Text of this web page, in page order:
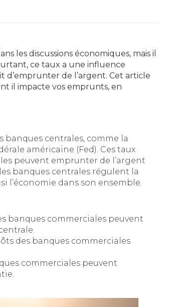
les discussions économiques, mais il
ce taux a une influence
d’emprunter de l’argent. Cet article
il impacte vos emprunts, en
banques centrales, comme la
américaine (Fed). Ces taux
peuvent emprunter de l’argent
banques centrales régulent la
dans son ensemble.
banques commerciales peuvent
des banques commerciales
commerciales peuvent